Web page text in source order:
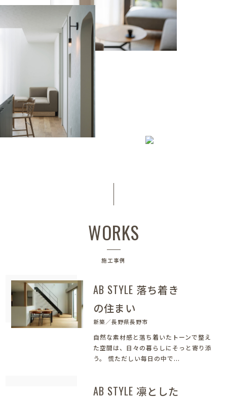
WORKS
施工事例
AB STYLE 落ち着き
の住まい
新築／長野県長野市
自然な素材感と落ち着いたトーンで整え
た空間は、日々の暮らしにそっと寄り添
う。 慌ただしい毎日の中で...
AB STYLE 凛とした